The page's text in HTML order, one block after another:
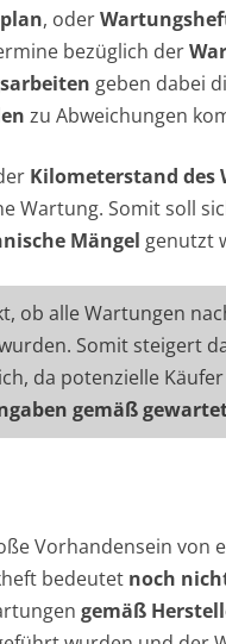
, oder
bezüglich der
geben dabei
zu Abweichungen
Kilometerstand des
Wartung. Somit soll
Mängel genutzt
ob alle Wartungen
Somit steigert
da potenzielle
gemäß
Vorhandensein von
bedeutet noch
gemäß